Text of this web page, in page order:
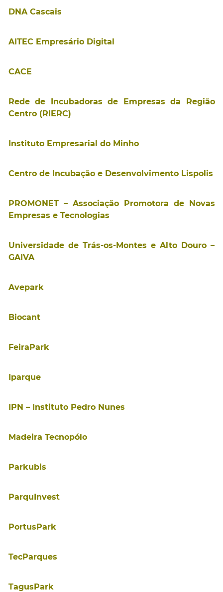
DNA Cascais
AITEC Empresário Digital
CACE
Rede de Incubadoras de Empresas da Região
Centro (RIERC)
Instituto Empresarial do Minho
Centro de Incubação e Desenvolvimento Lispolis
PROMONET – Associação Promotora de Novas
Empresas e Tecnologias
Universidade de Trás-os-Montes e Alto Douro –
GAIVA
Avepark
Biocant
FeiraPark
Iparque
IPN – Instituto Pedro Nunes
Madeira Tecnopólo
Parkubis
ParquInvest
PortusPark
TecParques
TagusPark